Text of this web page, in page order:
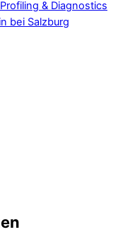
& Diagnostics
bei Salzburg